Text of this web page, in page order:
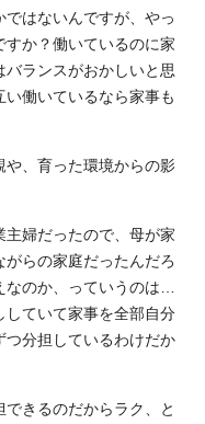
はないんですが、やっ
か？働いているのに家
ランスがおかしいと思
働いているなら家事も
、育った環境からの影
婦だったので、母が家
らの家庭だったんだろ
なのか、っていうのは…
していて家事を全部自分
つ分担しているわけだか
きるのだからラク、と